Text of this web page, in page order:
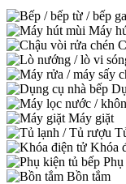
Máy
Máy giặt
Khóa
Bồn tắm